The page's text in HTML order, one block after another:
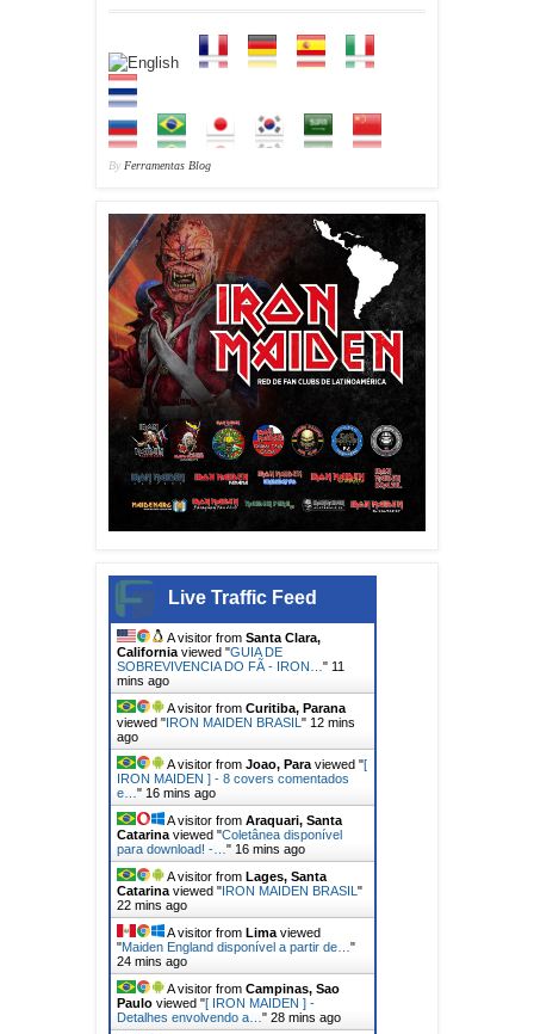
By Ferramentas Blog
Live Traffic Feed
A visitor from Santa Clara,
California viewed "GUIA DE
SOBREVIVENCIA DO FÃ - IRON… " 11
mins ago
A visitor from Curitiba, Parana
viewed "IRON MAIDEN BRASIL " 12 mins
ago
A visitor from Joao, Para viewed "[
IRON MAIDEN ] - 8 covers comentados
e… " 16 mins ago
A visitor from Araquari, Santa
Catarina viewed "Coletânea disponível
para download! -… " 16 mins ago
A visitor from Lages, Santa
Catarina viewed "IRON MAIDEN BRASIL "
22 mins ago
A visitor from Lima viewed
"Maiden England disponível a partir de… "
24 mins ago
A visitor from Campinas, Sao
Paulo viewed "[ IRON MAIDEN ] -
Detalhes envolvendo a… " 28 mins ago